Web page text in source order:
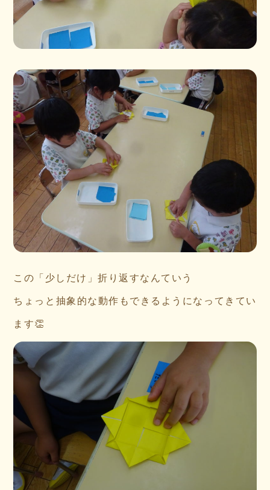
この「少しだけ」折り返すなんていう
ちょっと抽象的な動作もできるようになってきてい
ます👏